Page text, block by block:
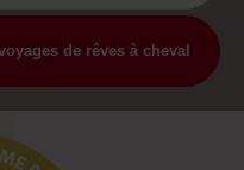
de rêves à cheval